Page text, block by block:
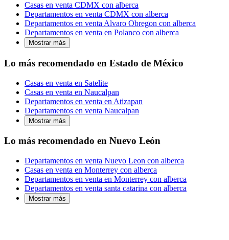
Casas en venta CDMX con alberca
Departamentos en venta CDMX con alberca
Departamentos en venta Alvaro Obregon con alberca
Departamentos en venta en Polanco con alberca
Mostrar más
Lo más recomendado en Estado de México
Casas en venta en Satelite
Casas en venta en Naucalpan
Departamentos en venta en Atizapan
Departamentos en venta Naucalpan
Mostrar más
Lo más recomendado en Nuevo León
Departamentos en venta Nuevo Leon con alberca
Casas en venta en Monterrey con alberca
Departamentos en venta en Monterrey con alberca
Departamentos en venta santa catarina con alberca
Mostrar más